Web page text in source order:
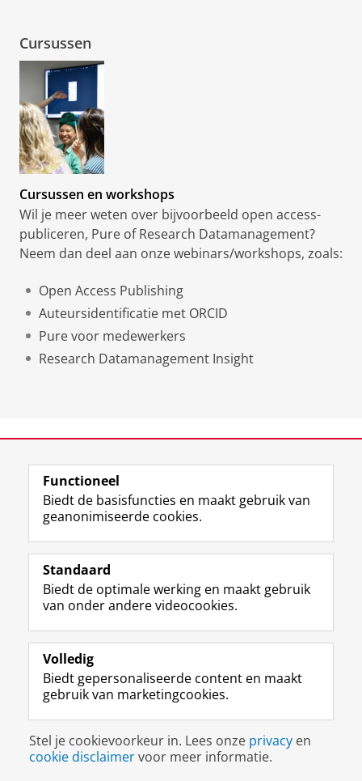
Cursussen
Cursussen en workshops
Wil je meer weten over bijvoorbeeld open access-
publiceren, Pure of Research Datamanagement?
Neem dan deel aan onze webinars/workshops, zoals:
Open Access Publishing
Auteursidentificatie met ORCID
Pure voor medewerkers
Research Datamanagement Insight
View this page in:English
Volg ons op
M
a
t
o
o
p
r
o
f
i
e
I
n
t
r
m
-
c
c
o
De UB voor medewerkers
Praktisch
Over de UB
Disclaimer & Copyright
Inloggen
Functioneel
Biedt de basisfuncties en maakt gebruik van
geanonimiseerde cookies.
Standaard
Biedt de optimale werking en maakt gebruik
van onder andere videocookies.
Volledig
Biedt gepersonaliseerde content en maakt
gebruik van marketingcookies.
Stel je cookievoorkeur in. Lees onze privacy en
cookie disclaimervoor meer informatie.